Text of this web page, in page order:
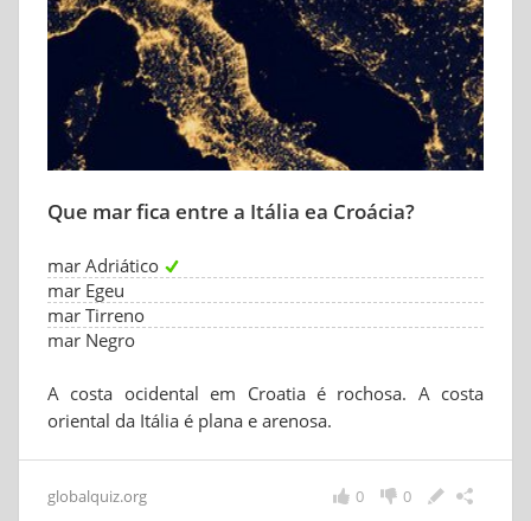
Que mar fica entre a Itália ea Croácia?
mar Adriático
mar Egeu
mar Tirreno
mar Negro
A costa ocidental em Croatia é rochosa. A costa
oriental da Itália é plana e arenosa.
globalquiz.org 0
0